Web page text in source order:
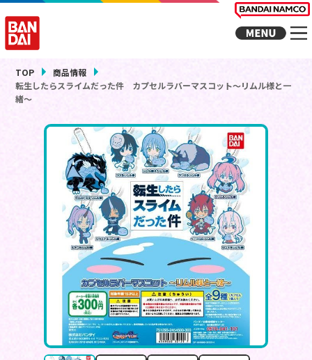
TOP
商品情報
転生したらスライムだった件 カプセルラバーマスコット～リムル様と一
緒～